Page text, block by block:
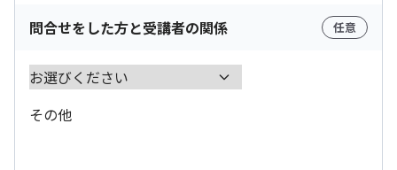
問合せをした方と受講者の関係 任意
その他